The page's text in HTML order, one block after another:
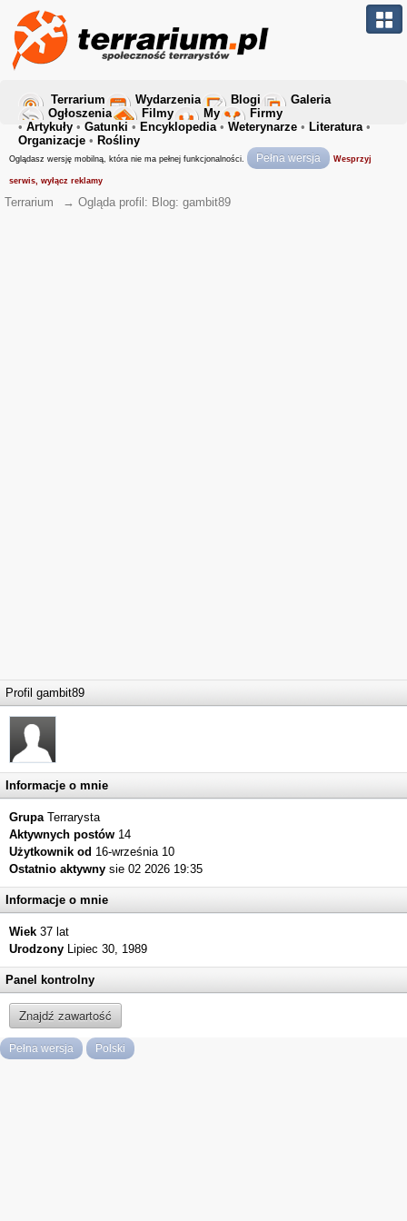
Terrarium Wydarzenia Blogi
Galeria
Ogłoszenia
Filmy My
Firmy
• Artykuły • Gatunki • Encyklopedia• Weterynarze • Literatura•
Organizacje • Rośliny
Oglądasz wersję mobilną, która nie ma pełnej funkcjonalności. Pełna wersja Wesprzyj
serwis, wyłącz reklamy
Terrarium → Ogląda profil: Blog: gambit89
Profil gambit89
Informacje o mnie
GrupaTerrarysta
Aktywnych postów 14
Użytkownik od 16-września 10
Ostatnio aktywny sie 02 2026 19:35
Informacje o mnie
Wiek 37 lat
Urodzony Lipiec 30, 1989
Panel kontrolny
Znajdź zawartość
Pełna wersja Polski